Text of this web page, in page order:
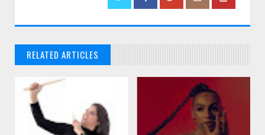
RELATED ARTICLES
// THATS WHAT YOU MIGHT BE LOOKING FOR